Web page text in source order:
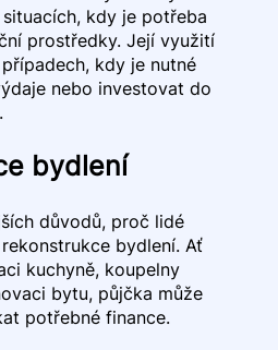
kdy je potřeba
prostředky. Její využití
kdy je nutné
nebo investovat do
bydlení
důvodů, proč lidé
bydlení. Ať
kuchyně, koupelny
bytu, půjčka může
potřebné finance.